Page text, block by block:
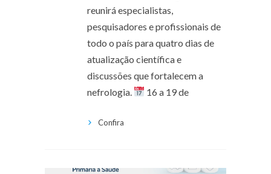
reunirá especialistas,
pesquisadores e profissionais de
todo o país para quatro dias de
atualização científica e
discussões que fortalecem a
nefrologia.
16 a 19 de
Confira